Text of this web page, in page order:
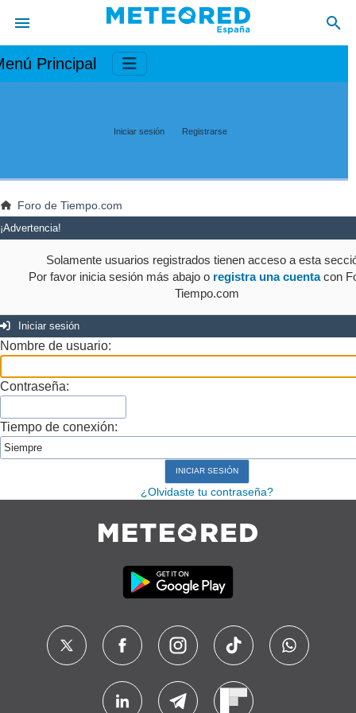
Principal
Iniciar sesión Registrarse
Foro de Tiempo.com
¡Advertencia!
Solamente usuarios registrados tienen acceso a esta
Por favor inicia sesión más abajo o registra una cuentacon
Tiempo.com
Iniciar sesión
Nombre de usuario:
Contraseña:
Tiempo de conexión:
¿Olvidaste tu contraseña?